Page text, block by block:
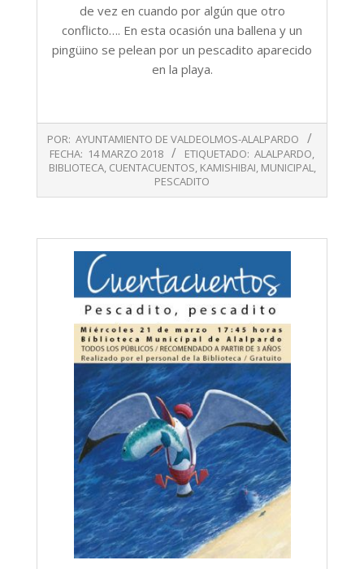
de vez en cuando por algún que otro
conflicto…. En esta ocasión una ballena y un
pingüino se pelean por un pescadito aparecido
en la playa.
03-
14
POR: AYUNTAMIENTO DE VALDEOLMOS-ALALPARDO
FECHA: 14 MARZO 2018 ETIQUETADO: ALALPARDO
BIBLIOTECA, CUENTACUENTOS KAMISHIBAI MUNICIPAL
PESCADITO